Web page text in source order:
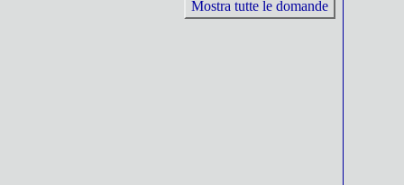
Mostra tutte le domande